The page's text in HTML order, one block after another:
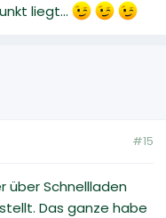
liegt...
#15
über Schnellladen
Das ganze habe